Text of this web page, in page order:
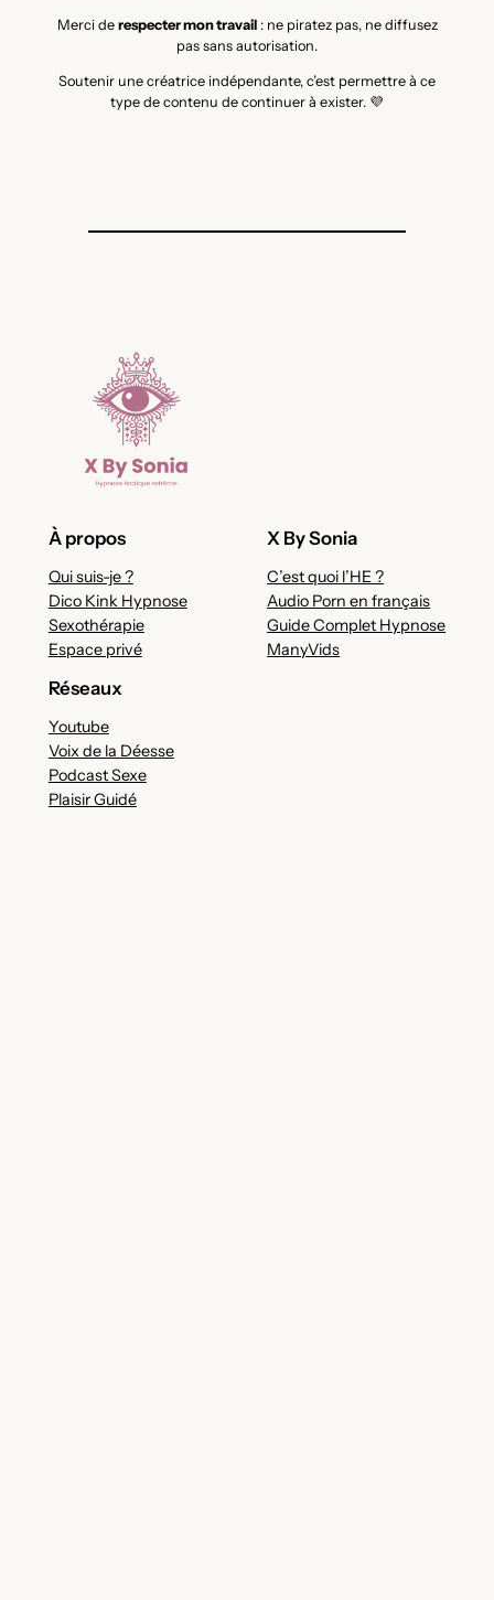
Merci de respecter mon travail: ne piratez pas, ne diffusez
pas sans autorisation.
Soutenir une créatrice indépendante, c’est permettre à ce
type de contenu de continuer à exister. 💜
À propos
Qui suis-je ?
Dico Kink Hypnose
Sexothérapie
Espace privé
X By Sonia
C’est quoi l’HE ?
Audio Porn en français
Guide Complet Hypnose
ManyVids
Réseaux
Youtube
Voix de la Déesse
Podcast Sexe
Plaisir Guidé